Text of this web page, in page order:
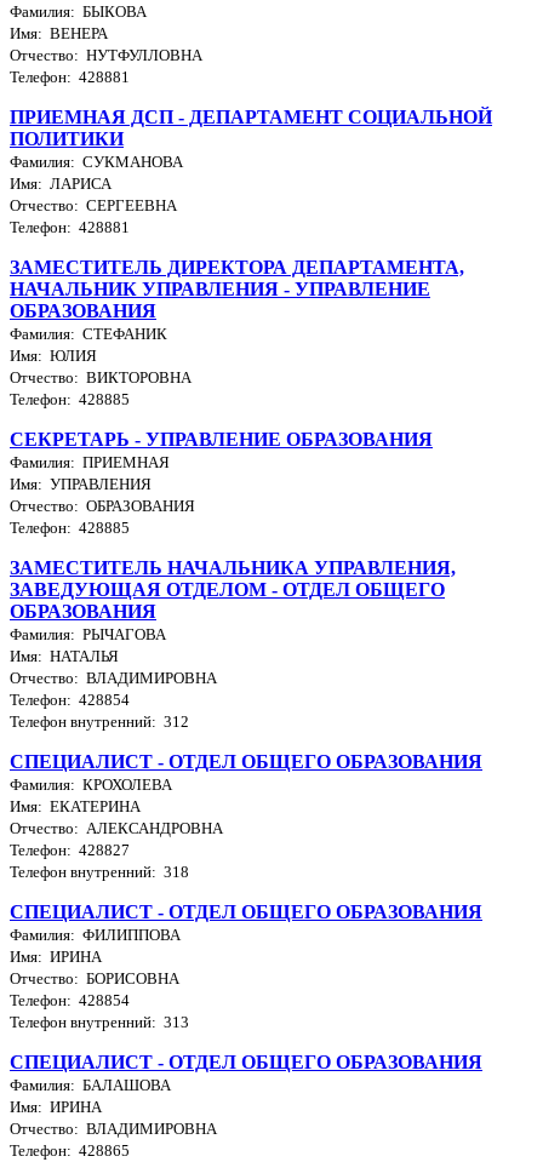
Фамилия: БЫКОВА
Имя: ВЕНЕРА
Отчество: НУТФУЛЛОВНА
Телефон: 428881
ПРИЕМНАЯ ДСП - ДЕПАРТАМЕНТ СОЦИАЛЬНОЙ
ПОЛИТИКИ
Фамилия: СУКМАНОВА
Имя: ЛАРИСА
Отчество: СЕРГЕЕВНА
Телефон: 428881
ЗАМЕСТИТЕЛЬ ДИРЕКТОРА ДЕПАРТАМЕНТА,
НАЧАЛЬНИК УПРАВЛЕНИЯ - УПРАВЛЕНИЕ
ОБРАЗОВАНИЯ
Фамилия: СТЕФАНИК
Имя: ЮЛИЯ
Отчество: ВИКТОРОВНА
Телефон: 428885
СЕКРЕТАРЬ - УПРАВЛЕНИЕ ОБРАЗОВАНИЯ
Фамилия: ПРИЕМНАЯ
Имя: УПРАВЛЕНИЯ
Отчество: ОБРАЗОВАНИЯ
Телефон: 428885
ЗАМЕСТИТЕЛЬ НАЧАЛЬНИКА УПРАВЛЕНИЯ,
ЗАВЕДУЮЩАЯ ОТДЕЛОМ - ОТДЕЛ ОБЩЕГО
ОБРАЗОВАНИЯ
Фамилия: РЫЧАГОВА
Имя: НАТАЛЬЯ
Отчество: ВЛАДИМИРОВНА
Телефон: 428854
Телефон внутренний: 312
СПЕЦИАЛИСТ - ОТДЕЛ ОБЩЕГО ОБРАЗОВАНИЯ
Фамилия: КРОХОЛЕВА
Имя: ЕКАТЕРИНА
Отчество: АЛЕКСАНДРОВНА
Телефон: 428827
Телефон внутренний: 318
СПЕЦИАЛИСТ - ОТДЕЛ ОБЩЕГО ОБРАЗОВАНИЯ
Фамилия: ФИЛИППОВА
Имя: ИРИНА
Отчество: БОРИСОВНА
Телефон: 428854
Телефон внутренний: 313
СПЕЦИАЛИСТ - ОТДЕЛ ОБЩЕГО ОБРАЗОВАНИЯ
Фамилия: БАЛАШОВА
Имя: ИРИНА
Отчество: ВЛАДИМИРОВНА
Телефон: 428865